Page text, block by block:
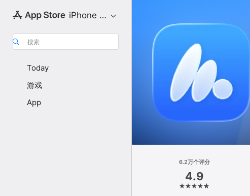
iPhone 专区
搜索
Today
游戏
App
6.2万个评分
4.9